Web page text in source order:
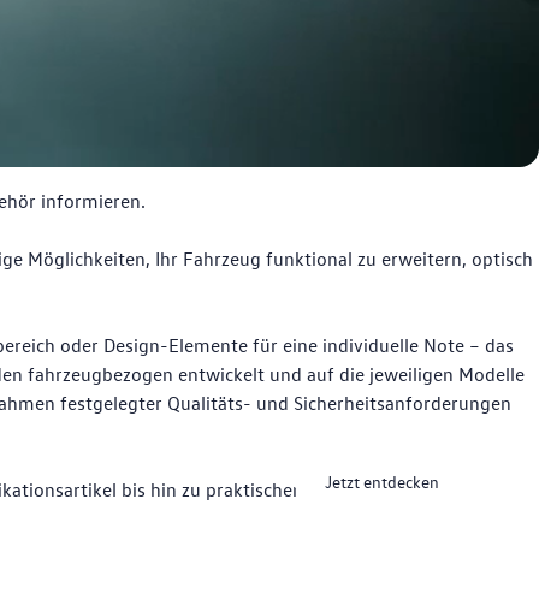
Jetzt entdecken
informieren.
Möglichkeiten, Ihr Fahrzeug funktional zu erweitern, optisch
oder Design-Elemente für eine individuelle Note – das
fahrzeugbezogen entwickelt und auf die jeweiligen Modelle
festgelegter Qualitäts- und Sicherheitsanforderungen
bis hin zu praktischen Komfort- und